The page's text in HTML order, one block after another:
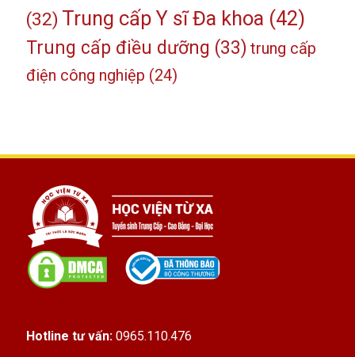
(32) Trung cấp Y sĩ Đa khoa (42)
Trung cấp điều dưỡng (33) trung cấp
điện công nghiệp (24)
Hotline tư vấn: 0965.110.476